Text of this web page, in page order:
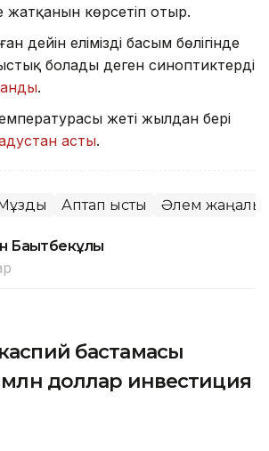
жатқанын көрсетіп отыр.
дейін еліміздің басым бөлігінде
болады деген синоптиктердің
.
жеті жылдан бері
асты.
Аптап ыстық Әлем
Бақытбекұлы
бастамасы
доллар инвестиция